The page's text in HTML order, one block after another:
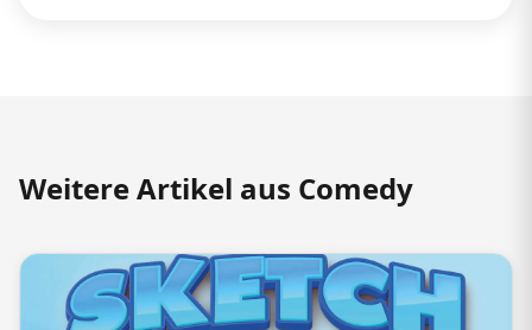
Weitere Artikel aus Comedy